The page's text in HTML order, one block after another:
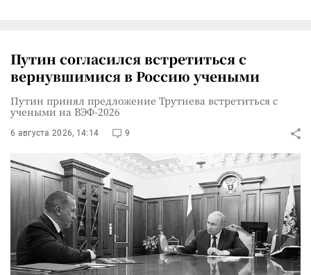
Путин согласился встретиться с
вернувшимися в Россию учеными
Путин принял предложение Трутнева встретиться с
учеными на ВЭФ-2026
6 августа 2026, 14:14 9